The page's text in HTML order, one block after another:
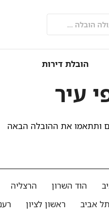
הובלת דירות
עיר
ותתאמו את ההובלה הבאה
הוד השרון הרצליה
אביב ראשון לציון